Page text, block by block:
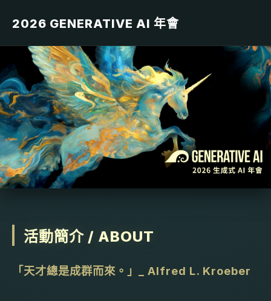
2026 Generative AI 年會
2026/06/26(周五) 13:30(+0800)~2026/06/27(周六)
18:00(+0800) (iCal/Outlook, Google 日曆
福華國際文教會館 / 台北市大安區新生南路三段30號
0 / 1200
Generative AI 年會製作委員會聯絡主辦單位
2026 GENERATIVE AI 年會
活動簡介 / ABOUT
「天才總是成群而來。」_ Alfred L. Kroeber